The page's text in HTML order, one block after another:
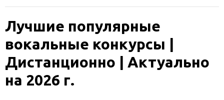
Лучшие популярные
вокальные конкурсы |
Дистанционно | Актуально
на 2026 г.